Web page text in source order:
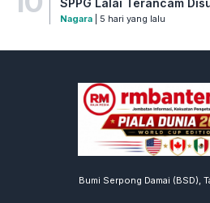
Nagara| 5 hari yang lalu
Bumi Serpong Damai (BSD),